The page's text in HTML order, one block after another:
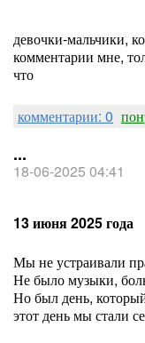
девочки-мальчики,
комментарии мне,
что
комментарии: 0
...
18-06-2025 04:41
13 июня 2025 года
Мы не устраивали
Не было музыки,
Но был день,
этот день мы стали